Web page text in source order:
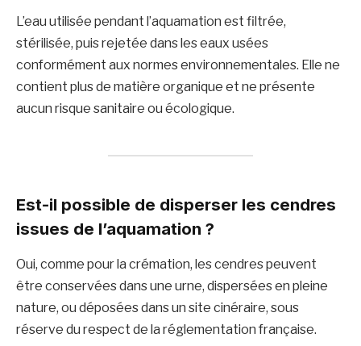
L’eau utilisée pendant l’aquamation est filtrée,
stérilisée, puis rejetée dans les eaux usées
conformément aux normes environnementales. Elle ne
contient plus de matière organique et ne présente
aucun risque sanitaire ou écologique.
Est-il possible de disperser les cendres
issues de l’aquamation ?
Oui, comme pour la crémation, les cendres peuvent
être conservées dans une urne, dispersées en pleine
nature, ou déposées dans un site cinéraire, sous
réserve du respect de la réglementation française.